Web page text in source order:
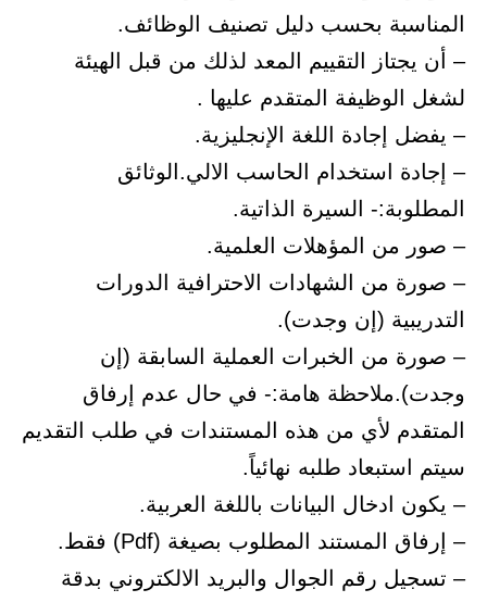
المناسبة بحسب دليل تصنيف الوظائف.
– أن يجتاز التقييم المعد لذلك من قبل الهيئة
لشغل الوظيفة المتقدم عليها .
– يفضل إجادة اللغة الإنجليزية.
– إجادة استخدام الحاسب الالي.الوثائق
المطلوبة:- السيرة الذاتية.
– صور من المؤهلات العلمية.
– صورة من الشهادات الاحترافية الدورات
التدريبية (إن وجدت).
– صورة من الخبرات العملية السابقة (إن
وجدت).ملاحظة هامة:- في حال عدم إرفاق
المتقدم لأي من هذه المستندات في طلب التقديم
سيتم استبعاد طلبه نهائياً.
– يكون ادخال البيانات باللغة العربية.
– إرفاق المستند المطلوب بصيغة (Pdf) فقط.
– تسجيل رقم الجوال والبريد الالكتروني بدقة